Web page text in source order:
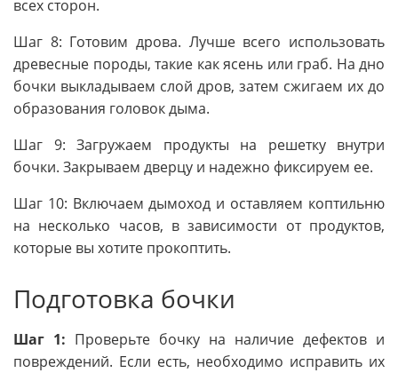
всех сторон.
Шаг 8: Готовим дрова. Лучше всего использовать
древесные породы, такие как ясень или граб. На дно
бочки выкладываем слой дров, затем сжигаем их до
образования головок дыма.
Шаг 9: Загружаем продукты на решетку внутри
бочки. Закрываем дверцу и надежно фиксируем ее.
Шаг 10: Включаем дымоход и оставляем коптильню
на несколько часов, в зависимости от продуктов,
которые вы хотите прокоптить.
Подготовка бочки
Шаг 1: Проверьте бочку на наличие дефектов и
повреждений. Если есть, необходимо исправить их